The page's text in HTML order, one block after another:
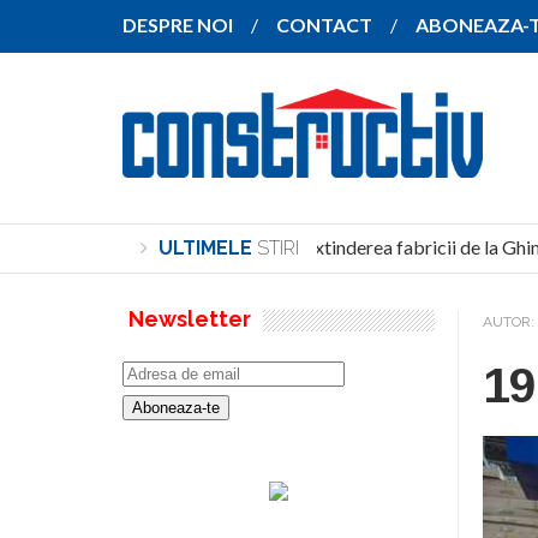
DESPRE NOI CONTACT ABONEAZA-
ULTIMELE STIRI
SANY pregătește extinderea fabricii de la
AUTOR:
Newsletter